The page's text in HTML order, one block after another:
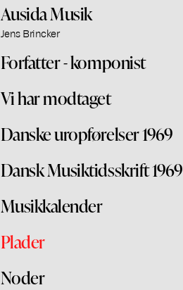
Ausida Musik
Jens Brincker
Forfatter - komponist
Vi har modtaget
Danske uropførelser 1969
Dansk Musiktidsskrift 1969
Musikkalender
Plader
Noder